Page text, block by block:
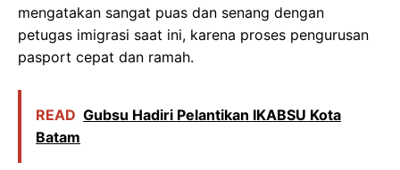
mengatakan sangat puas dan senang dengan
petugas imigrasi saat ini, karena proses pengurusan
pasport cepat dan ramah.
READ Gubsu Hadiri Pelantikan IKABSU Kota
Batam